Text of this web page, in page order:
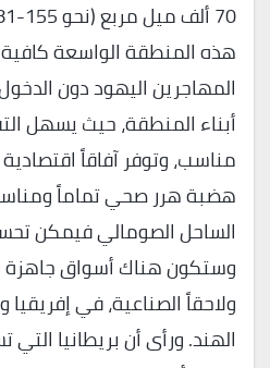
70 ألف ميل مربع (نحو 155-181 ألف كم
هذه المنطقة الواسعة
المهاجرين اليهود دون
أبناء المنطقة، حيث يسهل
مناسب، وتوفر آفاقاً
هضبة هرر صحي تماماً ومناسب
الساحل الصومالي فيمكن
وستكون هناك أسواق جاهزة
ولاحقاً الصناعية، في
الهند. ورأى أن بريطانيا